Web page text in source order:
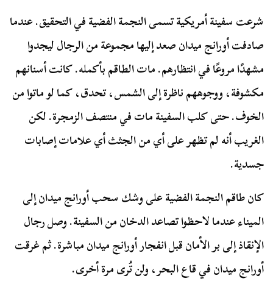
شرعت سفينة أمريكية تسمى النجمة الفضية في التحقيق. عندما
صادفت أورانج ميدان صعد إليها مجموعة من الرجال ليجدوا
مشهدًا مروعًا في انتظارهم. مات الطاقم بأكمله. كانت أسنانهم
مكشوفة، ووجوههم ناظرة إلى الشمس، تحدق، كما لو ماتوا من
الخوف. حتى كلب السفينة مات في منتصف الزمجرة. لكن
الغريب أنه لم تظهر على أي من الجثث أي علامات إصابات
جسدية.
كان طاقم النجمة الفضية على وشك سحب أورانج ميدان إلى
الميناء عندما لاحظوا تصاعد الدخان من السفينة. وصل رجال
الإنقاذ إلى بر الأمان قبل انفجار أورانج ميدان مباشرة. ثم غرقت
أورانج ميدان في قاع البحر، ولن تُرى مرة أخرى.